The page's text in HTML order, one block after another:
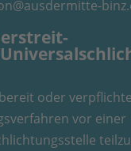
oder
vor einer